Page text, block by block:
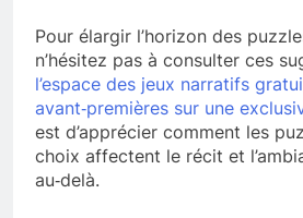
Pour élargir l’horizon des
n’hésitez pas à consulter ces
l’espace des jeux narratifs
avant‑premières sur une
est d’apprécier comment les
choix affectent le récit et
au‑delà.